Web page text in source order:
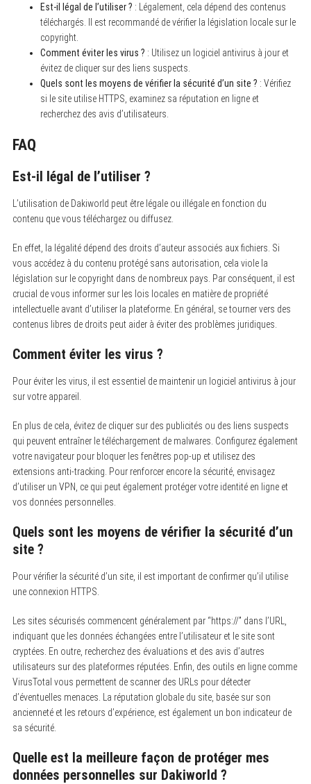
Est-il légal de l’utiliser ? : Légalement, cela dépend des contenus
téléchargés. Il est recommandé de vérifier la législation locale sur le
copyright.
Comment éviter les virus ? : Utilisez un logiciel antivirus à jour et
évitez de cliquer sur des liens suspects.
Quels sont les moyens de vérifier la sécurité d’un site ? : Vérifiez
si le site utilise HTTPS, examinez sa réputation en ligne et
recherchez des avis d’utilisateurs.
FAQ
Est-il légal de l’utiliser ?
L’utilisation de Dakiworld peut être légale ou illégale en fonction du
contenu que vous téléchargez ou diffusez.
En effet, la légalité dépend des droits d’auteur associés aux fichiers. Si
vous accédez à du contenu protégé sans autorisation, cela viole la
législation sur le copyright dans de nombreux pays. Par conséquent, il est
crucial de vous informer sur les lois locales en matière de propriété
intellectuelle avant d’utiliser la plateforme. En général, se tourner vers des
contenus libres de droits peut aider à éviter des problèmes juridiques.
Comment éviter les virus ?
Pour éviter les virus, il est essentiel de maintenir un logiciel antivirus à jour
sur votre appareil.
En plus de cela, évitez de cliquer sur des publicités ou des liens suspects
qui peuvent entraîner le téléchargement de malwares. Configurez également
votre navigateur pour bloquer les fenêtres pop-up et utilisez des
extensions anti-tracking. Pour renforcer encore la sécurité, envisagez
d’utiliser un VPN, ce qui peut également protéger votre identité en ligne et
vos données personnelles.
Quels sont les moyens de vérifier la sécurité d’un
site ?
Pour vérifier la sécurité d’un site, il est important de confirmer qu’il utilise
une connexion HTTPS.
Les sites sécurisés commencent généralement par “https://” dans l’URL,
indiquant que les données échangées entre l’utilisateur et le site sont
cryptées. En outre, recherchez des évaluations et des avis d’autres
utilisateurs sur des plateformes réputées. Enfin, des outils en ligne comme
VirusTotal vous permettent de scanner des URLs pour détecter
d’éventuelles menaces. La réputation globale du site, basée sur son
ancienneté et les retours d’expérience, est également un bon indicateur de
sa sécurité.
Quelle est la meilleure façon de protéger mes
données personnelles sur Dakiworld ?